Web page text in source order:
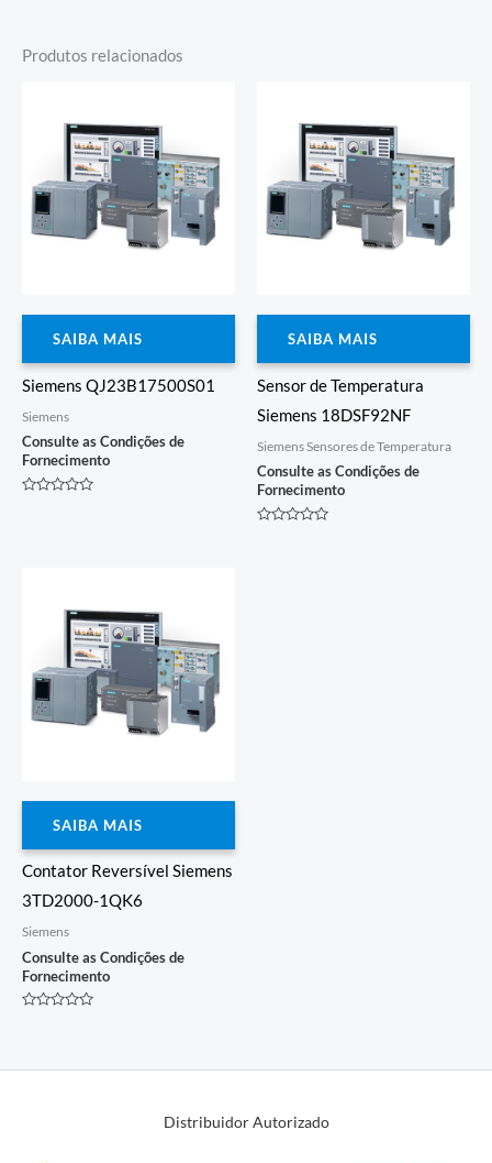
Produtos relacionados
SAIBA MAIS
Siemens QJ23B17500S01
Siemens
Consulte as Condições de
Fornecimento
SAIBA MAIS
Sensor de Temperatura
Siemens 18DSF92NF
Siemens Sensores de Temperatura
Consulte as Condições de
Fornecimento
SAIBA MAIS
Contator Reversível Siemens
3TD2000-1QK6
Siemens
Consulte as Condições de
Fornecimento
Distribuidor Autorizado